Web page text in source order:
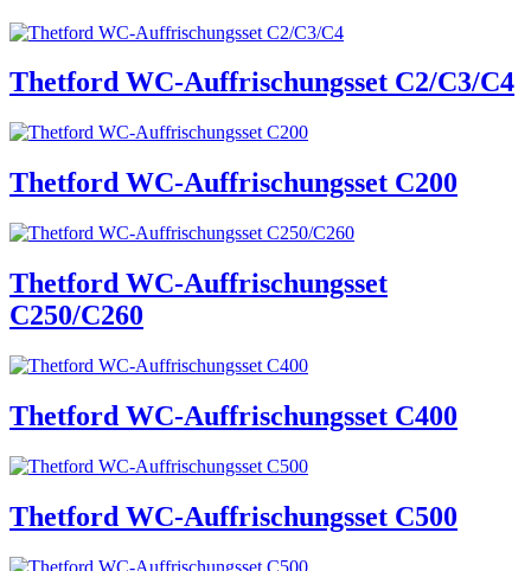
Thetford WC-Auffrischungsset C2/C3/C4
Thetford WC-Auffrischungsset C200
Thetford WC-Auffrischungsset
C250/C260
Thetford WC-Auffrischungsset C400
Thetford WC-Auffrischungsset C500